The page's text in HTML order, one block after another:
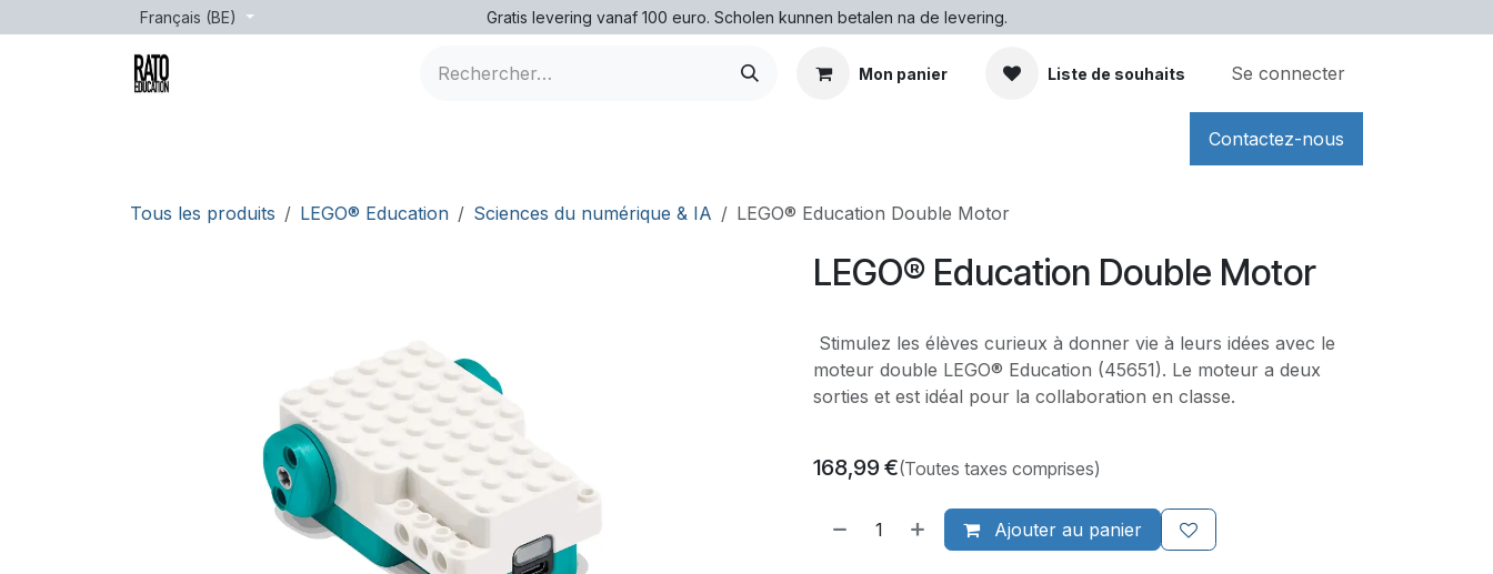
Se rendre au contenuFrançais (BE) Gratis levering vanaf 100 euro. Scholen kunnen betalen na de levering.
Mon panier Liste de souhaits Se connecter
Contactez-nous
Tous les produits LEGO® Education Sciences du numérique & IA LEGO® Education Double Motor
LEGO® Education Double Motor
Stimulez les élèves curieux à donner vie à leurs idées avec le
moteur double LEGO® Education (45651). Le moteur a deux
sorties et est idéal pour la collaboration en classe.
168,99€(Toutes taxes comprises)
Ajouter au panier